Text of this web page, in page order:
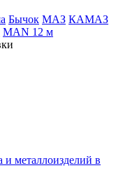
Бычок МАЗ КАМАЗ
MAN 12 м